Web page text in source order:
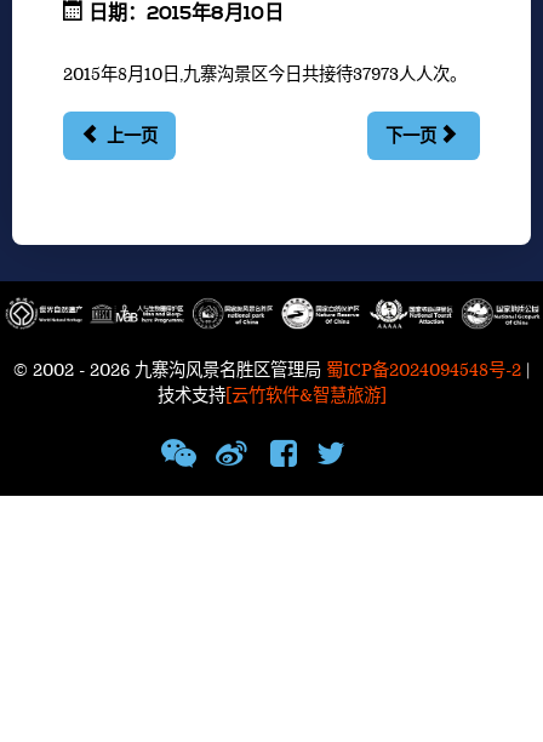
日期：2015年8月10日
2015年8月10日,九寨沟景区今日共接待37973人人次。
上一页 下一页
© 2002 - 2026 九寨沟风景名胜区管理局 蜀ICP备2024094548号-2 |
技术支持[云竹软件&智慧旅游]